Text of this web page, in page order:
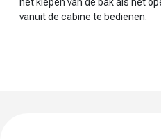
vanuit de cabine te bedienen.